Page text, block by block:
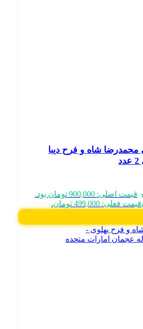
شاه و فرح دیبا
قیمت اصلی: 900,000 تومان بود.
قیمت فعلی: 499,000 تومان.